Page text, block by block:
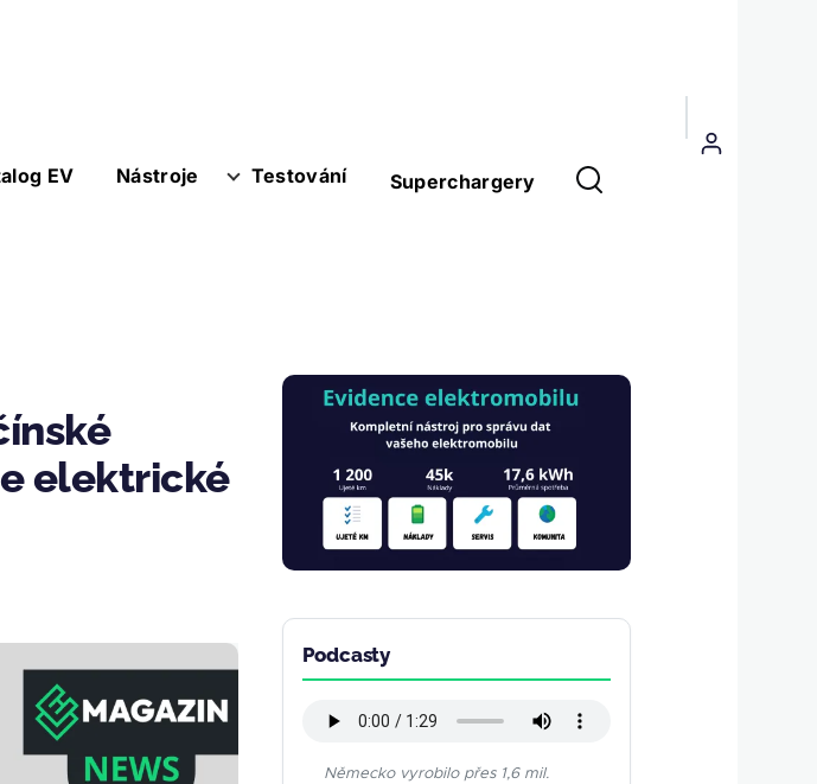
EV Nástroje Testování Superchargery
Menu
uživatelského
elektrické
Obrázek
Podcasty
Německo vyrobilo přes 1,6 mil.